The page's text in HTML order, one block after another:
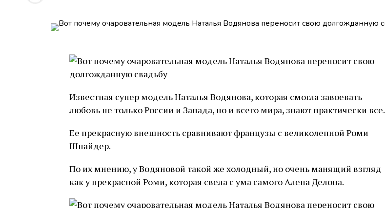
Известная супер модель Наталья Водянова, которая смогла завоевать
любовь не только России и Запада, но и всего мира, знают практически все.
Ее прекрасную внешность сравнивают французы с великолепной Роми
Шнайдер.
По их мнению, у Водяновой такой же холодный, но очень манящий взгляд
как у прекрасной Роми, которая свела с ума самого Алена Делона.